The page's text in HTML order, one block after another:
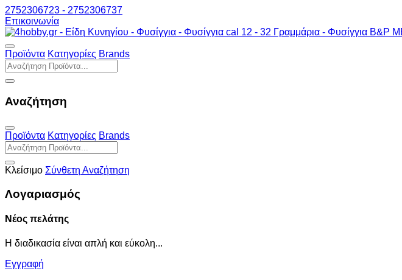
2752306723 - 2752306737
Επικοινωνία
Προϊόντα Κατηγορίες Brands
Αναζήτηση
Προϊόντα Κατηγορίες Brands
Κλείσιμο Σύνθετη Αναζήτηση
Λογαριασμός
Νέος πελάτης
Η διαδικασία είναι απλή και εύκολη...
Εγγραφή